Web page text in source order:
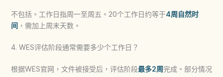
不包括。工作日指周一至周五。20个工作日约等于4周自然时
间，需加上周末天数。
4. WES评估阶段通常需要多少个工作日？
根据WES官网，文件被接受后，评估阶段最多2周完成。部分情况